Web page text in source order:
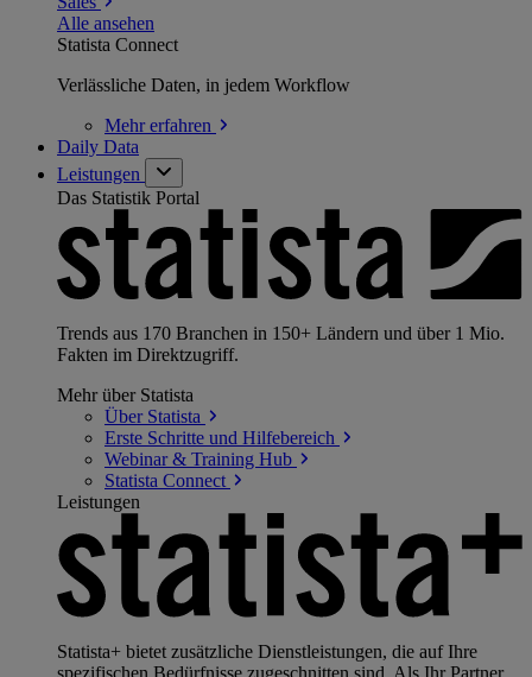
Alle ansehen
Statista Connect
Verlässliche Daten, in jedem Workflow
Mehrerfahren
Daily Data
Leistungen
Das Statistik Portal
Trends aus 170 Branchen in 150+ Ländern und über 1 Mio.
Fakten im Direktzugriff.
Mehr über Statista
Über Statista
Erste Schritte und Hilfebereich
Webinar & Training Hub
Statista Connect
Leistungen
Statista+ bietet zusätzliche Dienstleistungen, die auf Ihre
spezifischen Bedürfnisse zugeschnitten sind. Als Ihr Partner